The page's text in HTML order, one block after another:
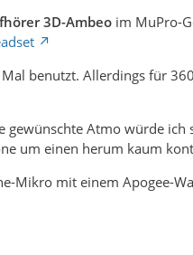
3D-Ambeo im MuPro-
benutzt. Allerdings für
Atmo würde
um einen herum kaum
Mikro mit einem Apogee-